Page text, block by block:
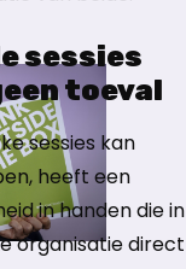
sessies
toeval
sessies kan
heeft een
in handen die in
organisatie direct